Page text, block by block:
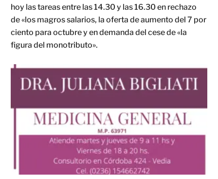
hoy las tareas entre las 14.30 y las 16.30 en rechazo
de «los magros salarios, la oferta de aumento del 7 por
ciento para octubre y en demanda del cese de «la
figura del monotributo».